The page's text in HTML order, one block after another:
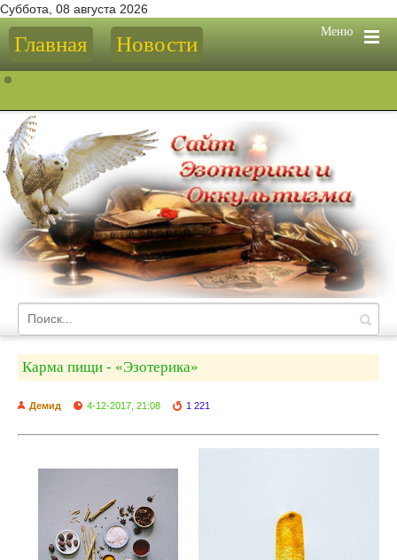
Суббота, 08 августа 2026
Меню
Главная Новости
Карма пищи - «Эзотерика»
Демид 4-12-2017, 21:08 1 221